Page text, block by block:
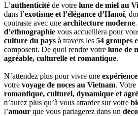
L’authenticité de votre lune de miel au
dans l’exotisme et l’élégance d’Hanoï,
contraste avec une architecture moderne
d’ethnographie vous accueillera pour
culture du pays à travers les 54 groupes
composent. De quoi rendre votre lune de
agréable, culturelle et romantique.
N’attendez plus pour vivre une
votre voyage de noces au Vietnam. Votre
romantique, culturel, dynamique et
n’aurez plus qu’à vous attarder sur votre
l’amour que vous partagerez dans un